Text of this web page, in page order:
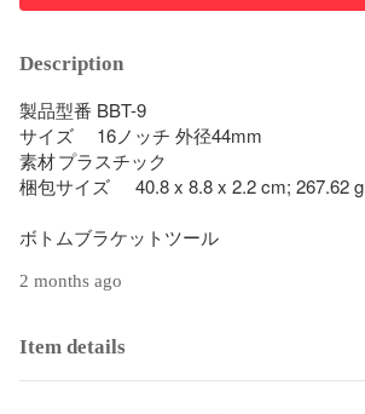
Description
製品型番	BBT-9
サイズ	16ノッチ 外径44mm
素材	プラスチック
梱包サイズ	40.8 x 8.8 x 2.2 cm; 267.62 g
ボトムブラケットツール
2 months ago
Item details